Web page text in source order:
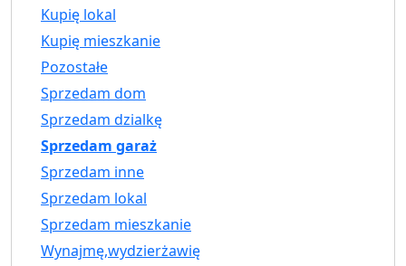
Kupię lokal
Kupię mieszkanie
Pozostałe
Sprzedam dom
Sprzedam dzialkę
Sprzedam garaż
Sprzedam inne
Sprzedam lokal
Sprzedam mieszkanie
Wynajmę,wydzierżawię